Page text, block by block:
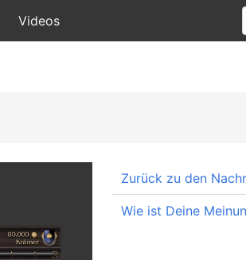
Videos
Zurück zu den
Wie ist Deine